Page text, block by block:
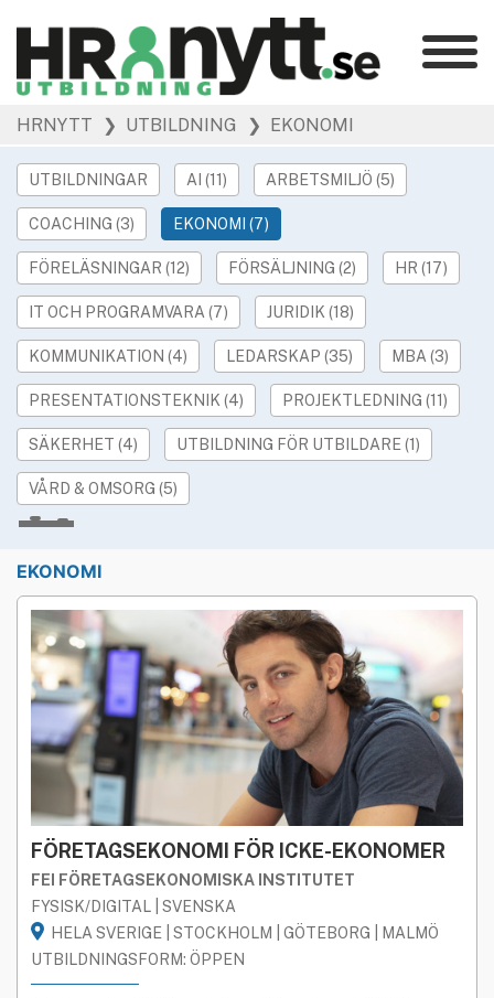
Kategorier
HR Barometer
HR-yrket
Ledarskap
Arbetsmiljö
Rekrytering »
Hållbarhet
Podcast »
Event »
Våra övriga sajter
Utbildning
Rekryteringsguiden
HRNYTT ❯ UTBILDNING ❯ EKONOMI
UTBILDNINGAR AI (11) ARBETSMILJÖ (5)
COACHING (3) EKONOMI (7)
FÖRELÄSNINGAR (12) FÖRSÄLJNING (2) HR (17)
IT OCH PROGRAMVARA (7) JURIDIK (18)
KOMMUNIKATION (4) LEDARSKAP (35) MBA (3)
PRESENTATIONSTEKNIK (4) PROJEKTLEDNING (11)
SÄKERHET (4) UTBILDNING FÖR UTBILDARE (1)
VÅRD & OMSORG (5)
BÅDA FYSISK DIGITAL
Geografi
HELA SVERIGE STOCKHOLM GÖTEBORG MALMÖ
Språk
BÅDA SVENSKA ENGELSKA
Utbildningsform
BÅDA ÖPPEN FÖRETAGS­ANPASSAD
LICENSIERAD
STREAMAD
EKONOMI
FÖRETAGSEKONOMI FÖR ICKE-EKONOMER
FEI FÖRETAGSEKONOMISKA INSTITUTET
FYSISK/DIGITAL | SVENSKA
HELA SVERIGE | STOCKHOLM | GÖTEBORG | MALMÖ
UTBILDNINGSFORM: ÖPPEN